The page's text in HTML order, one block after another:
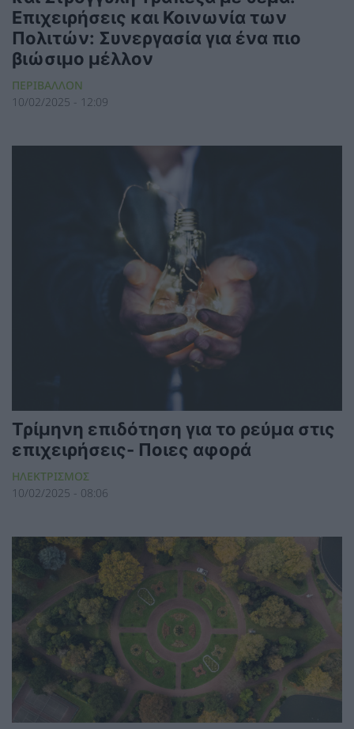
Επιχειρήσεις και Κοινωνία των
Πολιτών: Συνεργασία για ένα πιο
βιώσιμο μέλλον
ΠΕΡΙΒΑΛΛΟΝ
10/02/2025 - 12:09
Τρίμηνη επιδότηση για το ρεύμα στις
επιχειρήσεις- Ποιες αφορά
ΗΛΕΚΤΡΙΣΜΟΣ
10/02/2025 - 08:06